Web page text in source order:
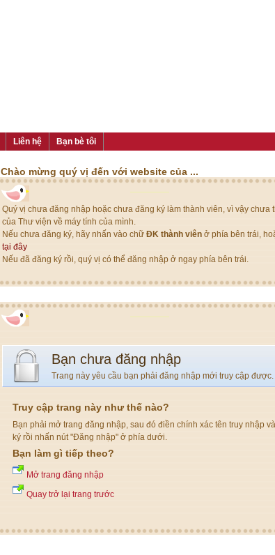
Liên hệ Bạn bè tôi
Chào mừng quý vị đến với website của ...
Quý vị chưa đăng nhập hoặc chưa đăng ký làm thành viên, vì vậy chưa
của Thư viện về máy tính của mình.
Nếu chưa đăng ký, hãy nhấn vào chữ ĐK thành viên ở phía bên trái,
tại đây
Nếu đã đăng ký rồi, quý vị có thể đăng nhập ở ngay phía bên trái.
Bạn chưa đăng nhập
Trang này yêu cầu bạn phải đăng nhập mới truy cập được.
Truy cập trang này như thế nào?
Bạn phải mở trang đăng nhập, sau đó điền chính xác tên truy nhập
ký rồi nhấn nút "Đăng nhập" ở phía dưới.
Bạn làm gì tiếp theo?
Mở trang đăng nhập
Quay trở lại trang trước